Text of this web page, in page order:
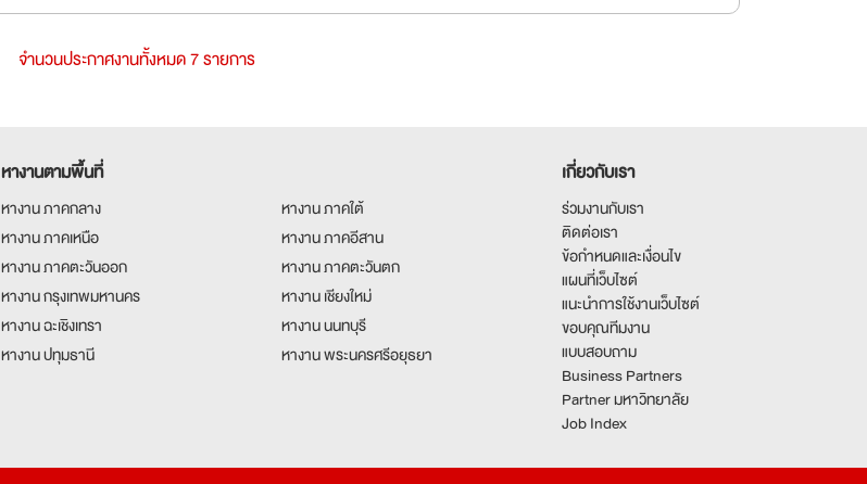
จำนวนประกาศงานทั้งหมด 7 รายการ
หางานตามพื้นที่
หางาน ภาคกลาง
หางาน ภาคใต้
หางาน ภาคเหนือ
หางาน ภาคอีสาน
หางาน ภาคตะวันออก
หางาน ภาคตะวันตก
หางาน กรุงเทพมหานคร
หางาน เชียงใหม่
หางาน ฉะเชิงเทรา
หางาน นนทบุรี
หางาน ปทุมธานี
หางาน พระนครศรีอยุธยา
เกี่ยวกับเรา
ร่วมงานกับเรา
ติดต่อเรา
ข้อกำหนดและเงื่อนไข
แผนที่เว็บไซต์
แนะนำการใช้งานเว็บไซต์
ขอบคุณทีมงาน
แบบสอบถาม
Business Partners
Partner มหาวิทยาลัย
Job Index